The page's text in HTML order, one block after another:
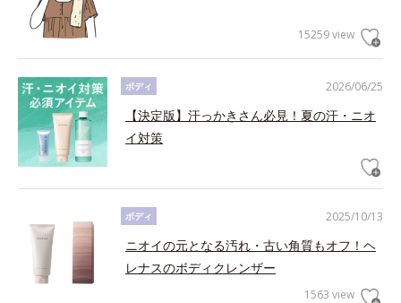
15259 view
2026/06/25
ボディ
【決定版】汗っかきさん必見！夏の汗・ニオ
イ対策
2025/10/13
ボディ
ニオイの元となる汚れ・古い角質もオフ！ヘ
レナスのボディクレンザー
1563 view